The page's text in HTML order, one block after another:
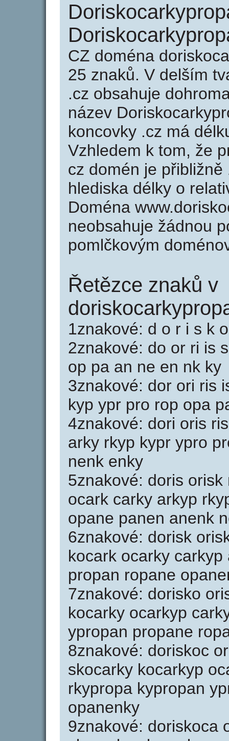
CZ doména
25 znaků. V delším
.cz obsahuje
název
koncovky .cz má
Vzhledem k tom, že
cz domén je
hlediska délky o
Doména
neobsahuje žádnou
pomlčkovým
Řetězce znaků v
1znakové: d o r i s k
2znakové: do or ri is
op pa an ne en nk ky
3znakové: dor ori ris
kyp ypr pro rop opa
4znakové: dori oris
arky rkyp kypr ypro
nenk enky
5znakové: doris
ocark carky arkyp
opane panen anenk
6znakové: dorisk
kocark ocarky
propan ropane
7znakové: dorisko
kocarky ocarkyp
ypropan propane
8znakové: doriskoc
skocarky kocarkyp
rkypropa kypropan
opanenky
9znakové: doriskoca